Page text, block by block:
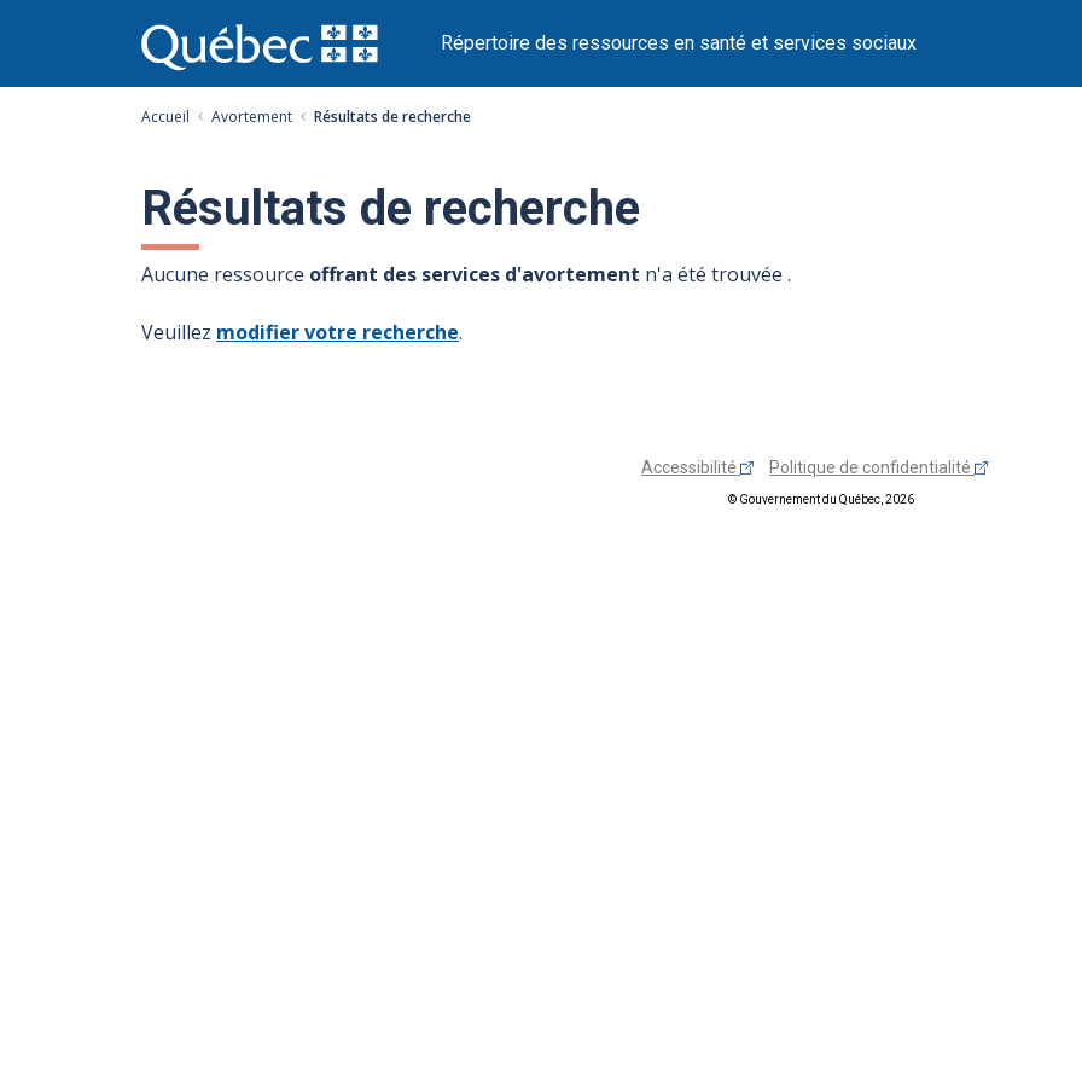
au
contenu
Répertoire des ressources en santé et services sociaux
Accueil Avortement Résultats de recherche
Résultats de recherche
Aucune ressource offrant des services d'avortement n'a été trouvée .
Veuillez modifier votre recherche.
Accessibilité Politique de confidentialité
© Gouvernement du Québec, 2026